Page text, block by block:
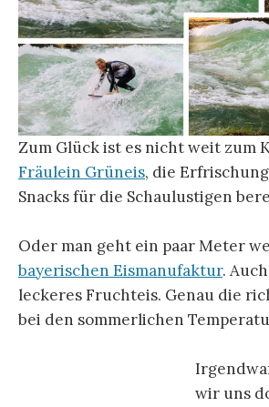
Zum Glück ist es nicht weit zum
Fräulein Grüneis, die
Snacks für die Schaulustigen
Oder man geht ein paar Meter
bayerischen Eismanufaktur.
leckeres Fruchteis. Genau die
bei den sommerlichen
wir uns